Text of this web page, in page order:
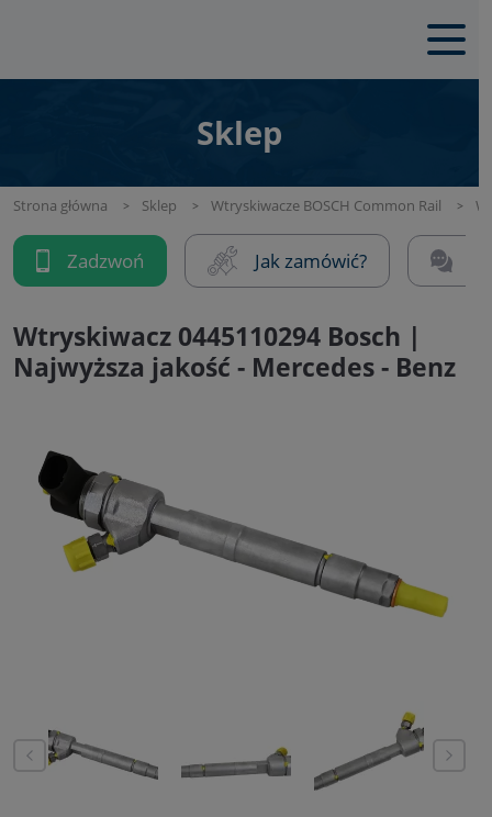
Sklep
Strona główna Sklep Wtryskiwacze BOSCH Common Rail
Zadzwoń Jak zamówić?
Wtryskiwacz 0445110294 Bosch |
Najwyższa jakość - Mercedes - Benz